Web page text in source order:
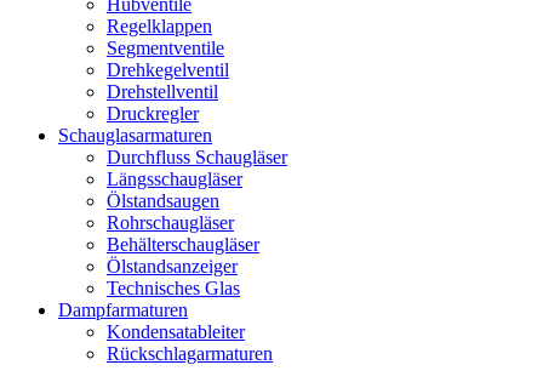
Regelklappen
Segmentventile
Drehkegelventil
Drehstellventil
Druckregler
Schauglas­armaturen
Durchfluss Schaugläser
Längsschaugläser
Ölstandsaugen
Rohrschaugläser
Behälterschaugläser
Ölstandsanzeiger
Technisches Glas
Dampfarmaturen
Kondensatableiter
Rückschlagarmaturen